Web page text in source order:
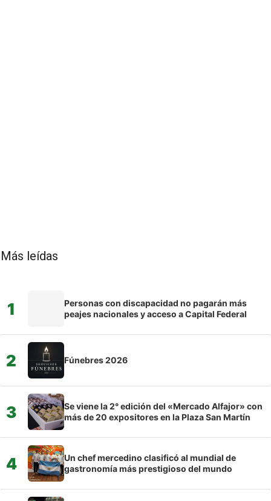
Más leídas
1
Personas con discapacidad no pagarán más
peajes nacionales y acceso a Capital Federal
2 Fúnebres 2026
3
Se viene la 2° edición del «Mercado Alfajor» con
más de 20 expositores en la Plaza San Martín
4
Un chef mercedino clasificó al mundial de
gastronomía más prestigioso del mundo